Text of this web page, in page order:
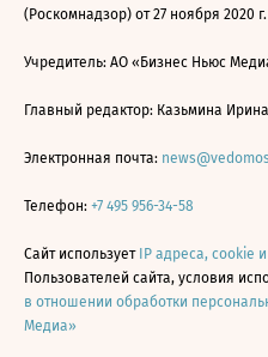
(Роскомнадзор) от 27 ноября 2020
Учредитель: АО «Бизнес Ньюс
Главный редактор: Казьмина
Электронная почта:
Телефон: +7 495 956-34-58
Сайт использует IP адреса, cookie
Пользователей сайта, условия
в отношении обработки
Медиа»